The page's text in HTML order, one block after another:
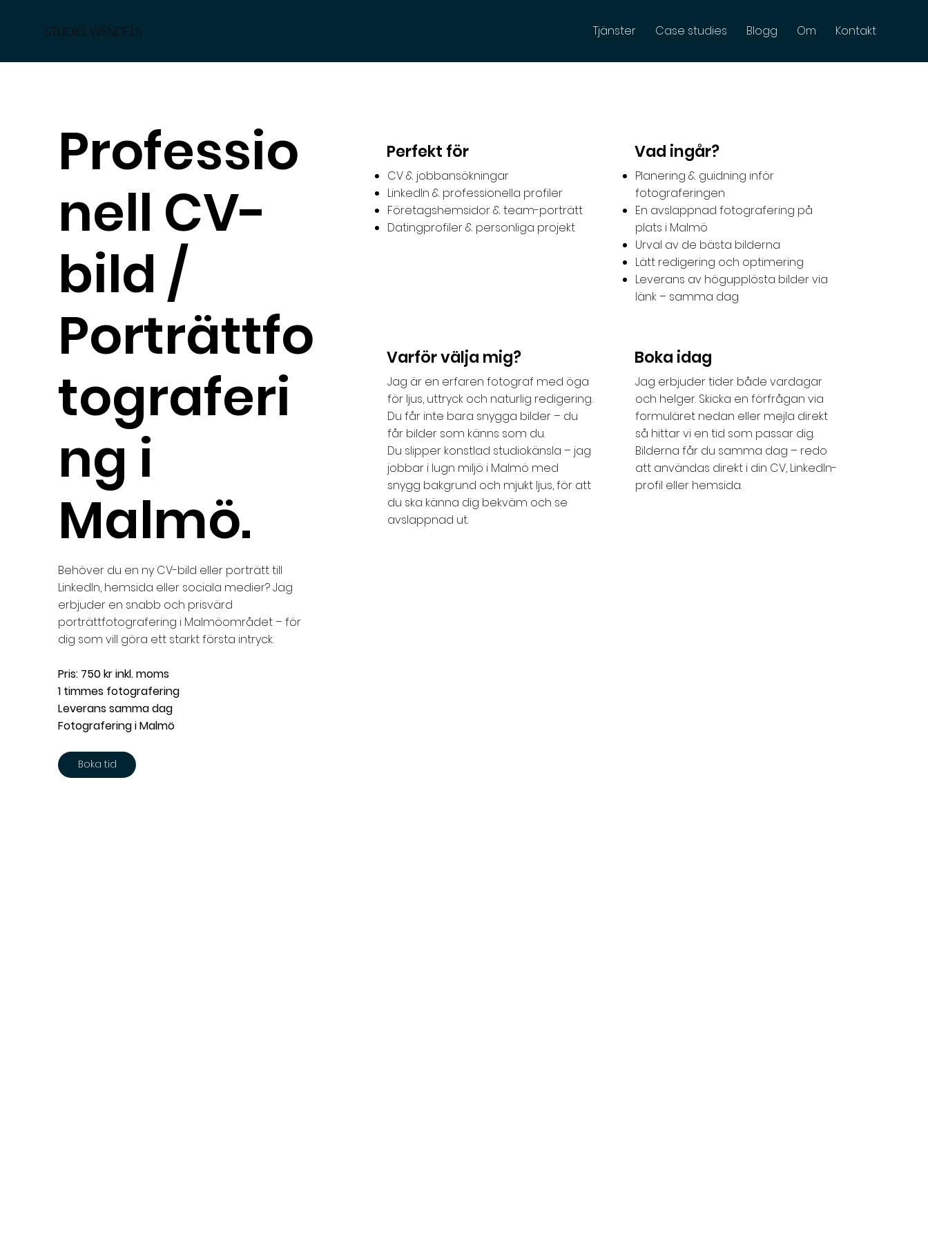
STUDIO WENDELS Tjänster Case studies Blogg Om Kontakt
Professio
nell CV-
bild /
Porträttfo
tograferi
ng i
Malmö.
Behöver du en ny CV-bild eller porträtt till
LinkedIn, hemsida eller sociala medier? Jag
erbjuder en snabb och prisvärd
porträttfotografering i Malmöområdet – för
dig som vill göra ett starkt första intryck.
Pris: 750 kr inkl. moms
1 timmes fotografering
Leverans samma dag
Fotografering i Malmö
Boka tid
Perfekt för
CV & jobbansökningar
LinkedIn & professionella profiler
Företagshemsidor & team-porträtt
Datingprofiler & personliga projekt
Vad ingår?
Planering & guidning inför
fotograferingen
En avslappnad fotografering på
plats i Malmö
Urval av de bästa bilderna
Lätt redigering och optimering
Leverans av högupplösta bilder via
länk – samma dag
Varför välja mig?
Jag är en erfaren fotograf med öga
för ljus, uttryck och naturlig redigering.
Du får inte bara snygga bilder – du
får bilder som känns som du.
Du slipper konstlad studiokänsla – jag
jobbar i lugn miljö i Malmö med
snygg bakgrund och mjukt ljus, för att
du ska känna dig bekväm och se
avslappnad ut.
Boka idag
Jag erbjuder tider både vardagar
och helger. Skicka en förfrågan via
formuläret nedan eller mejla direkt
så hittar vi en tid som passar dig.
Bilderna får du samma dag – redo
att användas direkt i din CV, LinkedIn-
profil eller hemsida.